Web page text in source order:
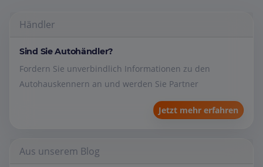
Händler
Sind Sie Autohändler?
Fordern Sie unverbindlich Informationen zu den
Autohauskennern an und werden Sie Partner
Jetzt mehr erfahren
Aus unserem Blog